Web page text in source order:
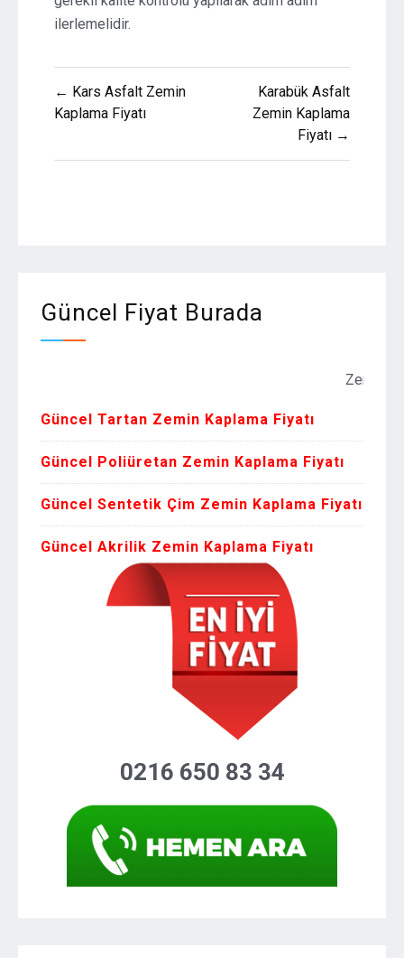
ilerlemelidir.
Yazı
gezinmesi
← Kars Asfalt Zemin
Kaplama Fiyatı
Karabük Asfalt
Zemin Kaplama
Fiyatı →
Güncel Fiyat Burada
Zemin
Güncel Tartan Zemin Kaplama Fiyatı
Güncel Poliüretan Zemin Kaplama Fiyatı
Güncel Sentetik Çim Zemin Kaplama Fiyatı
Güncel Akrilik Zemin Kaplama Fiyatı
0216 650 83 34